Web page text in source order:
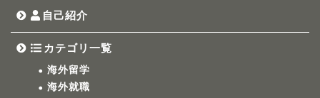
自己紹介
カテゴリ一覧
海外留学
海外就職